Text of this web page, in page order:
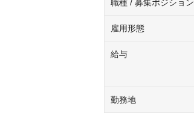
職種 / 募集ポジション
雇用形態
給与
勤務地